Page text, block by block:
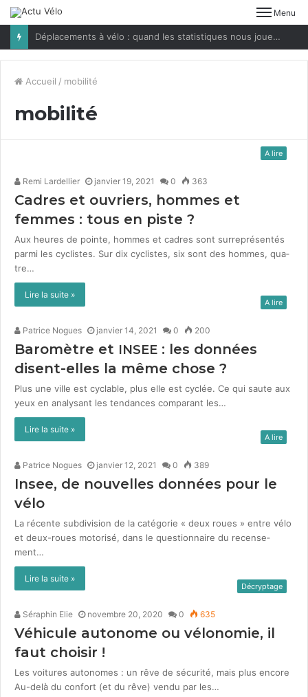
Menu
Déplacements à vélo : quand les statistiques nous jouent des tours
Accueil / mobilité
mobilité
A lire
Remi Lardellier janvier 19, 2021 0 363
Cadres et ouvriers, hommes et
femmes : tous en piste ?
Aux heures de pointe, hommes et cadres sont sur­représen­tés
par­mi les cyclistes. Sur dix cyclistes, six sont des hommes, qua­
tre…
Lire la suite »
A lire
Patrice Nogues janvier 14, 2021 0 200
Baromètre et INSEE : les données
disent-elles la même chose ?
Plus une ville est cyclable, plus elle est cyclée. Ce qui saute aux
yeux en analysant les ten­dances com­para­nt les…
Lire la suite »
A lire
Patrice Nogues janvier 12, 2021 0 389
Insee, de nouvelles données pour le
vélo
La récente sub­di­vi­sion de la caté­gorie « deux roues » entre vélo
et deux-roues motorisé, dans le ques­tion­naire du recense­
ment…
Lire la suite »
Décryptage
Séraphin Elie novembre 20, 2020 0 635
Véhicule autonome ou vélonomie, il
faut choisir !
Les voitures autonomes : un rêve de sécurité, mais plus encore
Au-delà du con­fort (et du rêve) ven­du par les…